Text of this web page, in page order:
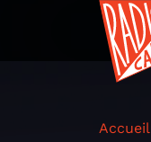
Accueil